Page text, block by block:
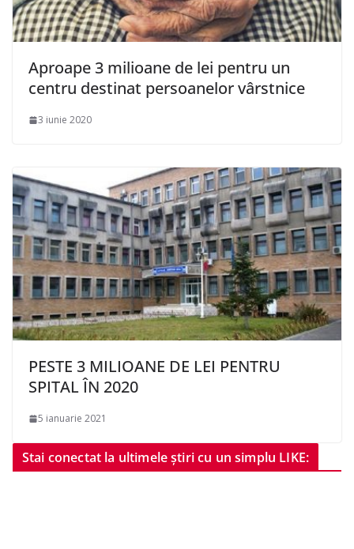
Aproape 3 milioane de lei pentru un
centru destinat persoanelor vârstnice
3 iunie 2020
PESTE 3 MILIOANE DE LEI PENTRU
SPITAL ÎN 2020
5 ianuarie 2021
Stai conectat la ultimele știri cu un simplu LIKE: